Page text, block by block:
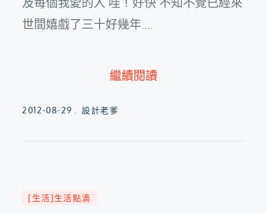
世間嬉戲了三十好幾年....
繼續閱讀
Posted
2012-08-29 設計老爹
[生活]生活點滴